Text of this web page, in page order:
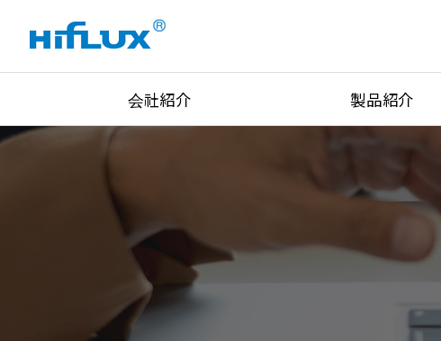
会社紹介
会社概要
認証状況
Global Network
主な顧客
製品紹介
High Pressure Valves
High Pressure Fitting
Union&Adapters